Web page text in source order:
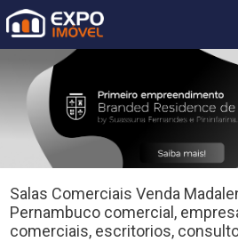
Salas Comerciais Venda
Pernambuco comercial,
comerciais, escritorios,